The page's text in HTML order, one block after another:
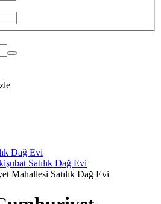
Dağ Evi
Satılık Dağ Evi
Mahallesi Satılık Dağ Evi